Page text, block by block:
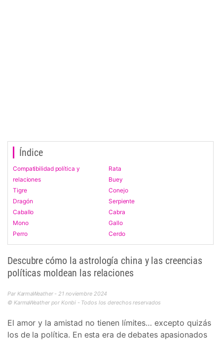
Índice
Compatibilidad política y
relaciones
Rata
Buey
Tigre
Conejo
Dragón
Serpiente
Caballo
Cabra
Mono
Gallo
Perro
Cerdo
Descubre cómo la astrología china y las creencias
políticas moldean las relaciones
Par KarmaWeather - 21 noviembre 2024
© KarmaWeather por Konbi - Todos los derechos reservados
El amor y la amistad no tienen límites… excepto quizás
los de la política. En esta era de debates apasionados